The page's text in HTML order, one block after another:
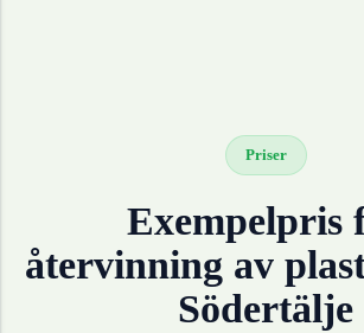
Priser
Exempelpris
återvinning av
Södertälje